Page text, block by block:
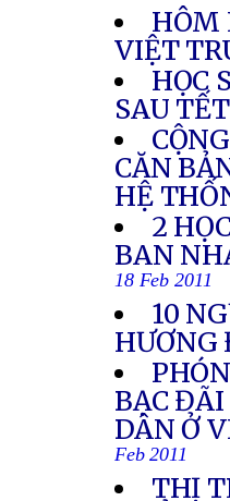
HÔM
VIỆT
HỌC
SAU
CĂN
HỆ
2
BAN
18 Feb 2011
10
BẠC
DÂN Ở
Feb 2011
THỊ